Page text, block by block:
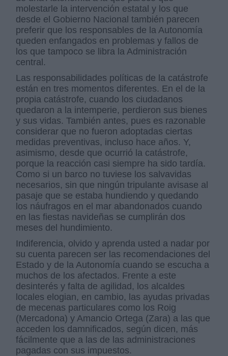
molestarle la intervención estatal y los que
desde el Gobierno Nacional también parecen
preferir que los responsables de la Autonomía
queden enfangados en problemas y fallos de
los que tampoco se libra la Administración
central.
Las responsabilidades políticas de la catástrofe
están en tres momentos diferentes. En el de la
propia catástrofe, cuando los ciudadanos
quedaron a la intemperie, perdieron sus bienes
y sus vidas. También antes, pues es razonable
considerar que no fueron adoptadas ciertas
medidas preventivas, incluso hace años. Y,
asimismo, desde que ocurrió la catástrofe,
porque la reacción casi siempre ha sido tardía.
Como si un barco no tuviese los salvavidas
necesarios, sin que ningún tripulante avisase al
pasaje que se estaba hundiendo y quedando
los náufragos en el mar abandonados cuando
en las fiestas navideñas se cumplirán dos
meses del hundimiento.
Indiferencia, olvido y aprenda usted a nadar por
su cuenta parecen ser las recomendaciones del
Estado y de la Autonomía cuando se escucha a
muchos de los afectados. Frente a este
desinterés y falta de agilidad, los alcaldes
locales elogian, en cambio, las ayudas privadas
de mecenas particulares como los Roig
(Mercadona) y Amancio Ortega (Zara) a las que
acceden los damnificados, según dicen, más
fácilmente que a las de las administraciones
pagadas con sus impuestos.